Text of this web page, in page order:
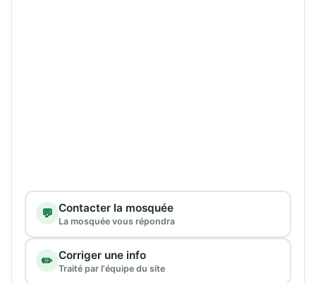
Type de demande
💬 Contacter la mosquée
La mosquée vous répondra
✏️ Corriger une info
Traité par l'équipe du site